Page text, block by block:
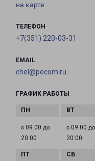
на карте
ТЕЛЕФОН
+7(351) 220-03-31
EMAIL
chel@pecom.ru
ГРАФИК РАБОТЫ
с 09:00 до
20:00
с 09:00 до
20:00